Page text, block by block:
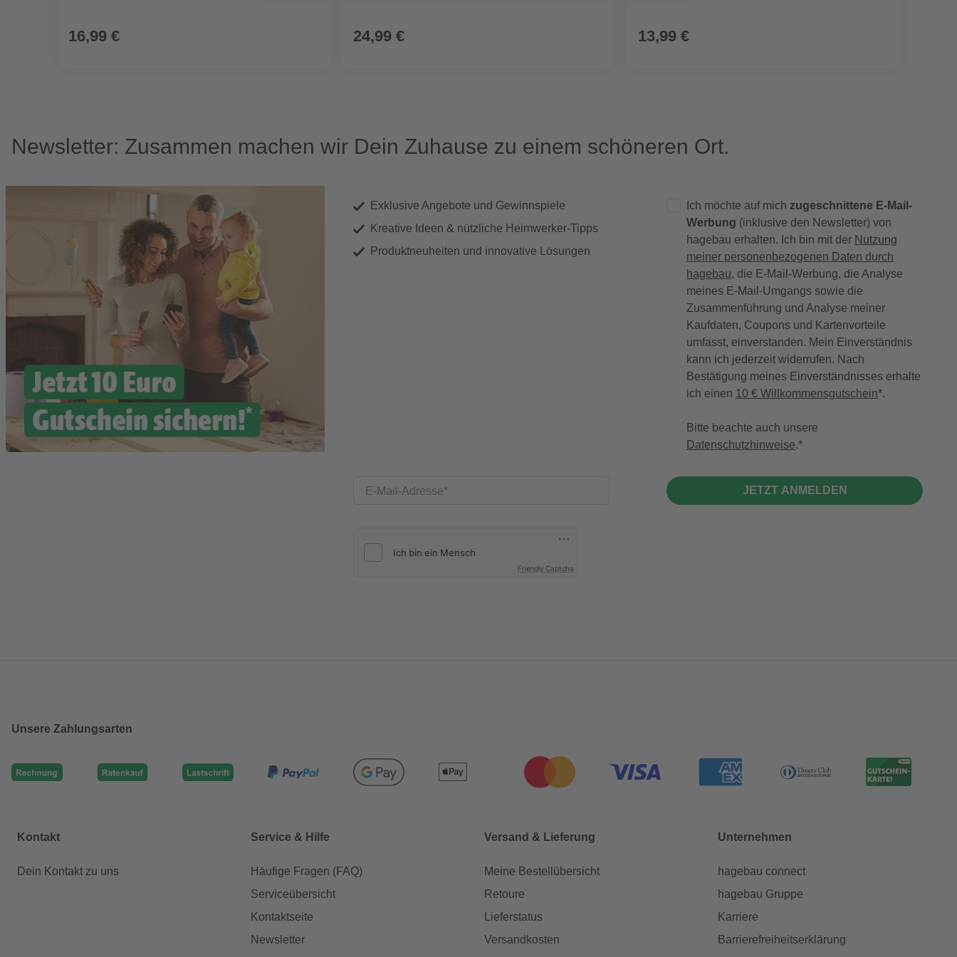
16,99 € 24,99 € 13,99 €
Newsletter: Zusammen machen wir Dein Zuhause zu einem schöneren Ort.
Exklusive Angebote und Gewinnspiele
Kreative Ideen & nützliche Heimwerker-Tipps
Produktneuheiten und innovative Lösungen
E-Mail-Adresse
Friendly Captcha
Ich möchte auf mich zugeschnittene E-Mail-
Werbung (inklusive den Newsletter) von
hagebau erhalten. Ich bin mit der Nutzung
meiner personenbezogenen Daten durch
hagebau, die E-Mail-Werbung, die Analyse
meines E-Mail-Umgangs sowie die
Zusammenführung und Analyse meiner
Kaufdaten, Coupons und Kartenvorteile
umfasst, einverstanden. Mein Einverständnis
kann ich jederzeit widerrufen. Nach
Bestätigung meines Einverständnisses erhalte
ich einen 10 € Willkommensgutschein*.
Bitte beachte auch unsere
Datenschutzhinweise.
JETZT ANMELDEN
Unsere Zahlungsarten
Kontakt
Dein Kontakt zu uns
Service & Hilfe
Häufige Fragen (FAQ)
Serviceübersicht
Kontaktseite
Newsletter
Versand & Lieferung
Meine Bestellübersicht
Retoure
Lieferstatus
Versandkosten
Unternehmen
hagebau connect
hagebau Gruppe
Karriere
Barrierefreiheitserklärung